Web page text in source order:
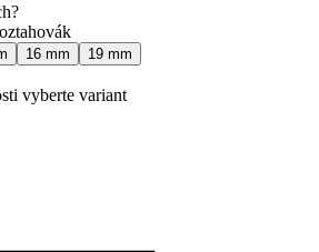
16 mm 19 mm
vyberte variant